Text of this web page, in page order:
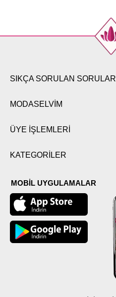
SIKÇA SORULAN SORULAR
MODASELVİM
ÜYE İŞLEMLERİ
KATEGORİLER
MOBİL UYGULAMALAR